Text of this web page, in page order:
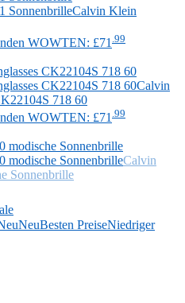
Calvin Klein
WOWTEN: £71 .99
Calvin
718 60
WOWTEN: £71 .99
Calvin
Sonnenbrille
NeuBesten PreiseNiedriger